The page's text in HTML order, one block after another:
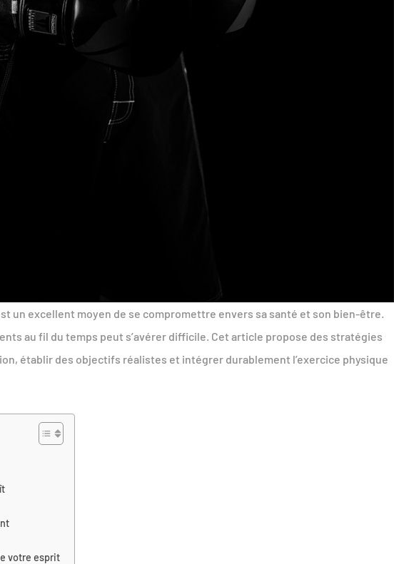
un excellent moyen de se compromettre envers sa santé et son bien-être.
au fil du temps peut s’avérer difficile. Cet article propose des stratégies
établir des objectifs réalistes et intégrer durablement l’exercice physique
votre esprit